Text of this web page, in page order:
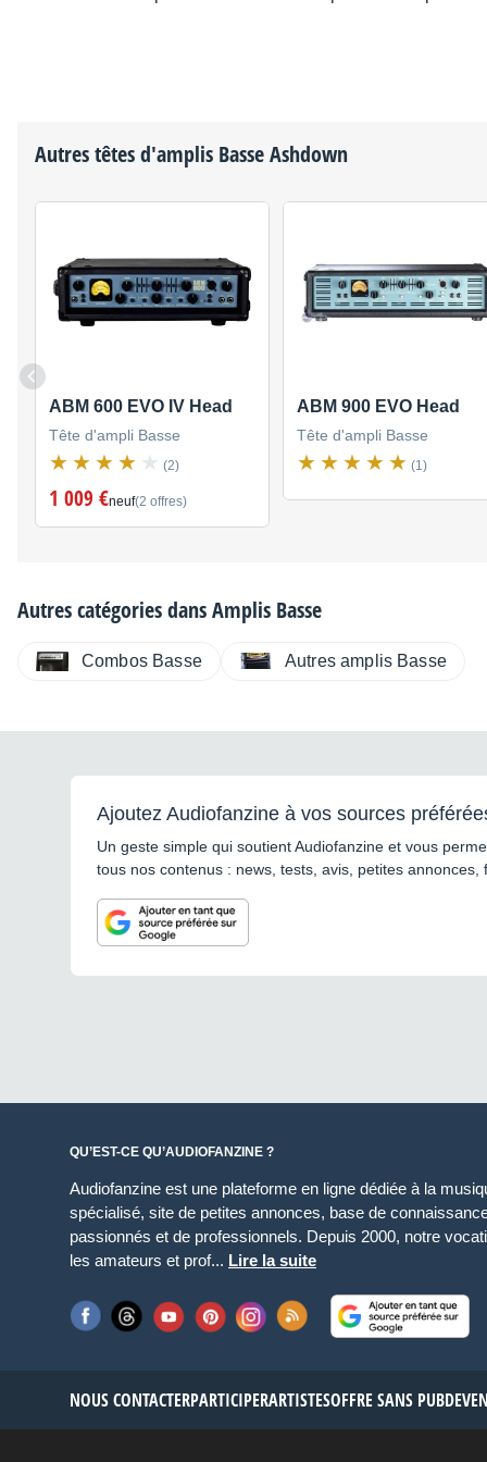
Autres têtes d'amplis BasseAshdown
ABM 600 EVO IV Head
Tête d'ampli Basse
(2)
1 009 €neuf(2 offres)
ABM 900 EVO Head
Tête d'ampli Basse
(1)
Autres catégories dansAmplis Basse
Combos Basse Autres amplis Basse
Ajoutez Audiofanzine à vos sources
Un geste simple qui soutient Audiofanzine et vous
tous nos contenus : news, tests, avis, petites annonces,
QU’EST-CE QU’AUDIOFANZINE ?
Audiofanzine est une plateforme en ligne dédiée à la
spécialisé, site de petites annonces, base de
passionnés et de professionnels. Depuis 2000, notre
les amateurs et prof... Lire la suite
NOUS CONTACTERPARTICIPERARTISTESOFFRE SANS PUB